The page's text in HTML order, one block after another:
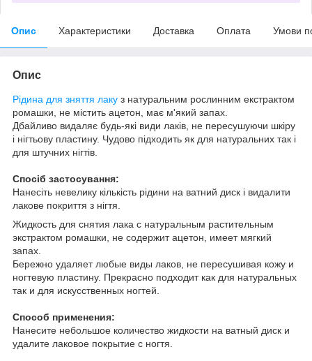
Опис Характеристики Доставка Оплата Умови
Опис
Рідина для зняття лаку з натуральним рослинним екстрактом
ромашки, не містить ацетон, має м'який запах.
Дбайливо видаляє будь-які види лаків, не пересушуючи шкіру
і нігтьову пластину. Чудово підходить як для натуральних так і
для штучних нігтів.
Спосіб застосування:
Нанесіть невелику кількість рідини на ватний диск і видалити
лакове покриття з нігтя.
Жидкость для снятия лака с натуральным растительным
экстрактом ромашки, не содержит ацетон, имеет мягкий
запах.
Бережно удаляет любые виды лаков, не пересушивая кожу и
ногтевую пластину. Прекрасно подходит как для натуральных
так и для искусственных ногтей.
Способ применения:
Нанесите небольшое количество жидкости на ватный диск и
удалите лаковое покрытие с ногтя.